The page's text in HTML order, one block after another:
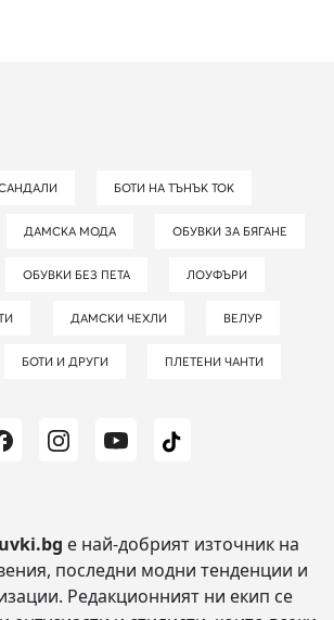
БОТИ НА ТЪНЪК ТОК
ДАМСКА МОДА ОБУВКИ ЗА БЯГАНЕ
ОБУВКИ БЕЗ ПЕТА ЛОУФЪРИ
ДАМСКИ ЧЕХЛИ ВЕЛУР
БОТИ И ДРУГИ ПЛЕТЕНИ ЧАНТИ
е най-добрият източник на
последни модни тенденции и
Редакционният ни екип се